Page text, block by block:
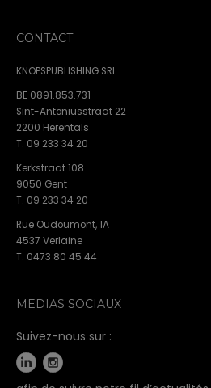
CONTACT
KNOPSPUBLISHING SRL
BE 0891.853.731
Sint-Antoniusstraat 22
2200 Herentals
T. 09 233 34 20
Kerkstraat 108
9050 Gent
T. 09 233 34 20
Rue Oudoumont, 1A
4537 Verlaine
T. 0473 80 45 44
MEDIAS SOCIAUX
Suivez-nous sur :